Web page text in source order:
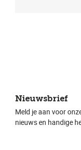
Nieuwsbrief
Meld je aan voor
nieuws en handige